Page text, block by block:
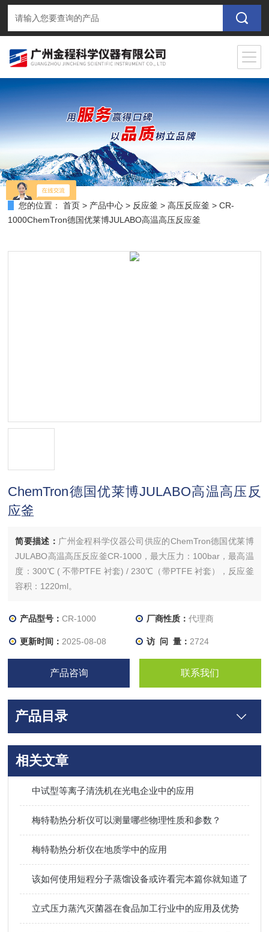
您的位置： 首页 > 产品中心 > 反应釜 >高压反应釜 > CR-
1000ChemTron德国优莱博JULABO高温高压反应釜
ChemTron德国优莱博JULABO高温高压反
应釜
简要描述： 广州金程科学仪器公司供应的ChemTron德国优莱博
JULABO高温高压反应釜CR-1000，最大压力：100bar，最高温
度：300℃ ( 不带PTFE 衬套) / 230℃（带PTFE 衬套），反应釜
容积：1220ml。
产品型号：CR-1000 厂商性质： 代理商
更新时间： 2025-08-08 访 问 量： 2724
产品咨询 联系我们
产品目录
相关文章
中试型等离子清洗机在光电企业中的应用
梅特勒热分析仪可以测量哪些物理性质和参数？
梅特勒热分析仪在地质学中的应用
该如何使用短程分子蒸馏设备或许看完本篇你就知道了
立式压力蒸汽灭菌器在食品加工行业中的应用及优势